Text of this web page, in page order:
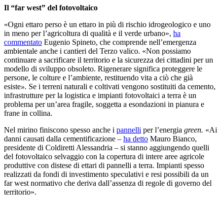
Il “far west” del fotovoltaico
«Ogni ettaro perso è un ettaro in più di rischio idrogeologico e uno
in meno per l’agricoltura di qualità e il verde urbano», ha
commentato Eugenio Spineto, che comprende nell’emergenza
ambientale anche i cantieri del Terzo valico. «Non possiamo
continuare a sacrificare il territorio e la sicurezza dei cittadini per un
modello di sviluppo obsoleto. Rigenerare significa proteggere le
persone, le colture e l’ambiente, restituendo vita a ciò che già
esiste». Se i terreni naturali e coltivati vengono sostituiti da cemento,
infrastrutture per la logistica e impianti fotovoltaici a terra è un
problema per un’area fragile, soggetta a esondazioni in pianura e
frane in collina.
Nel mirino finiscono spesso anche i pannelli per l’energia green. «Ai
danni causati dalla cementificazione – ha detto Mauro Bianco,
presidente di Coldiretti Alessandria – si stanno aggiungendo quelli
del fotovoltaico selvaggio con la copertura di intere aree agricole
produttive con distese di ettari di pannelli a terra. Impianti spesso
realizzati da fondi di investimento speculativi e resi possibili da un
far west normativo che deriva dall’assenza di regole di governo del
territorio».